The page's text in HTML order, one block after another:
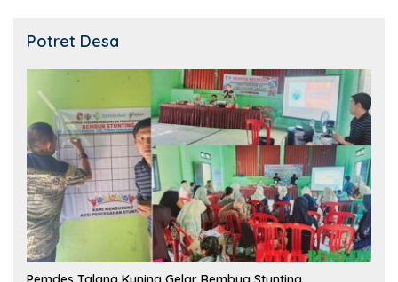
Potret Desa